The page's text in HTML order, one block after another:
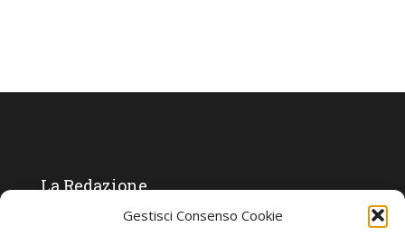
Gestisci Consenso Cookie
La Redazione